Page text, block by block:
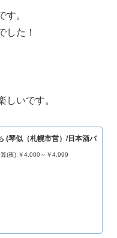
す。
した！
しいです。
(琴似（札幌市営）/日本酒バ
):￥4,000～￥4,999